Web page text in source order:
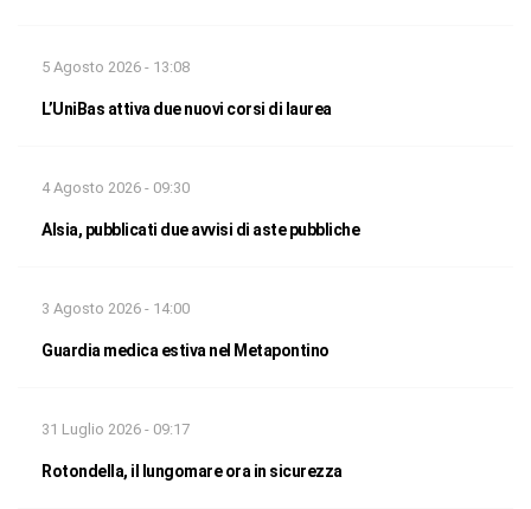
5 Agosto 2026 - 13:08
L’UniBas attiva due nuovi corsi di laurea
4 Agosto 2026 - 09:30
Alsia, pubblicati due avvisi di aste pubbliche
3 Agosto 2026 - 14:00
Guardia medica estiva nel Metapontino
31 Luglio 2026 - 09:17
Rotondella, il lungomare ora in sicurezza